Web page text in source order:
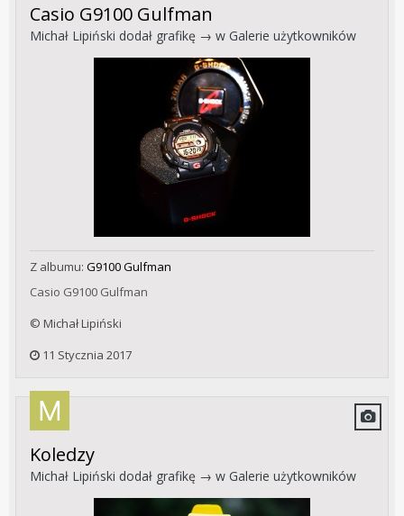
Casio G9100 Gulfman
Michał Lipiński dodał grafikę → w Galerie użytkowników
Z albumu: G9100 Gulfman
Casio G9100 Gulfman
© Michał Lipiński
11 Stycznia 2017
Koledzy
Michał Lipiński dodał grafikę → w Galerie użytkowników